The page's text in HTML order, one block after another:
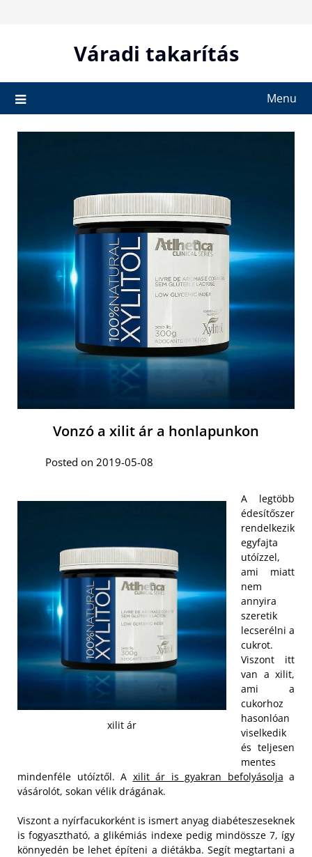
Váradi takarítás
Menu
Vonzó a xilit ár a honlapunkon
Posted on 2019-05-08
xilit ár
A legtöbb
édesítőszer
rendelkezik
egyfajta
utóízzel,
ami miatt
nem
annyira
szeretik
lecserélni a
cukrot.
Viszont itt
van a xilit,
ami a
cukorhoz
hasonlóan
viselkedik
és teljesen
mentes
mindenféle utóíztől. A xilit ár is gyakran befolyásolja a
vásárolót, sokan vélik drágának.
Viszont a nyírfacukorként is ismert anyag diabéteszeseknek
is fogyasztható, a glikémiás indexe pedig mindössze 7, így
könnyedén be lehet építeni a diétákba. Segít megtartani a